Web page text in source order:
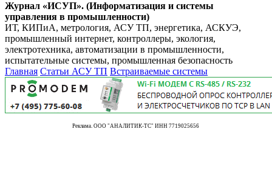
Журнал «ИСУП». (Информатизация и системы
управления в промышленности)
ИТ, КИПиА, метрология, АСУ ТП, энергетика, АСКУЭ,
промышленный интернет, контроллеры, экология,
электротехника, автоматизации в промышленности,
испытательные системы, промышленная безопасность
Главная Статьи АСУ ТП Встраиваемые системы
Реклама. ООО "АНАЛИТИК-ТС" ИНН 7719025656